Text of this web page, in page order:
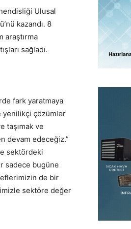
Ulusal
kazandı. 8
araştırma
sağladı.
fark yaratmaya
yenilikçi çözümler
taşımak ve
devam edeceğiz.”
sektördeki
sadece bugüne
de bir
sektöre değer